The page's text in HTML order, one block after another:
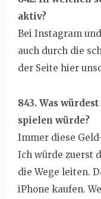
aktiv?
Bei Instagram
auch durch die
der Seite hier
843. Was
spielen würde?
Immer diese
Ich würde zuerst
die Wege leiten.
iPhone kaufen.